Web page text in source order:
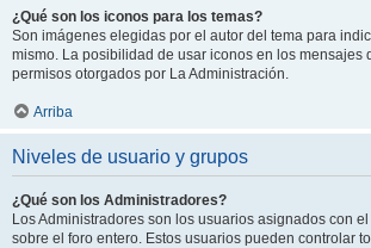
¿Qué son los iconos para los temas?
Son imágenes elegidas por el autor del tema para
mismo. La posibilidad de usar iconos en los mensajes
permisos otorgados por La Administración.
Arriba
Niveles de usuario y grupos
¿Qué son los Administradores?
Los Administradores son los usuarios asignados con
sobre el foro entero. Estos usuarios pueden controlar